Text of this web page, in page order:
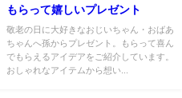
もらって嬉しいプレゼント
敬老の日に大好きなおじいちゃん・おばあ
ちゃんへ孫からプレゼント。もらって喜ん
でもらえるアイデアをご紹介しています。
おしゃれなアイテムから想い...